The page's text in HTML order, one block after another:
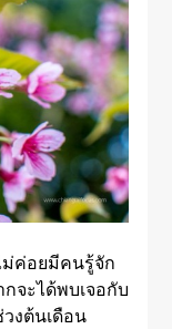
ค่อยมีคนรู้จัก
จะได้พบเจอกับ
งต้นเดือน